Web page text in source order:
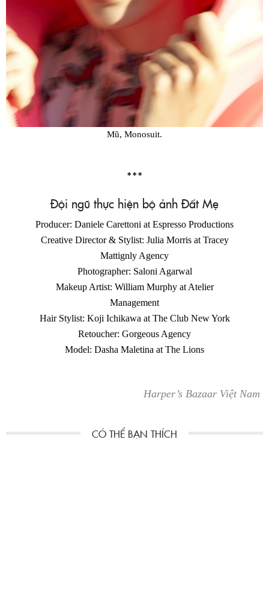
Mũ, Monosuit.
***
Đội ngũ thực hiện bộ ảnh Đất Mẹ
Producer: Daniele Carettoni at Espresso Productions
Creative Director & Stylist: Julia Morris at Tracey
Mattignly Agency
Photographer: Saloni Agarwal
Makeup Artist: William Murphy at Atelier
Management
Hair Stylist: Koji Ichikawa at The Club New York
Retoucher: Gorgeous Agency
Model: Dasha Maletina at The Lions
Harper’s Bazaar Việt Nam